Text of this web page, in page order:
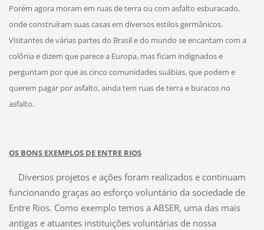
Porém agora moram em ruas de terra ou com asfalto esburacado,
onde construíram suas casas em diversos estilos germânicos.
Visitantes de várias partes do Brasil e do mundo se encantam com a
colônia e dizem que parece a Europa, mas ficam indignados e
perguntam por que as cinco comunidades suábias, que podem e
querem pagar por asfalto, ainda tem ruas de terra e buracos no
asfalto.
OS BONS EXEMPLOS DE ENTRE RIOS
Diversos projetos e ações foram realizados e continuam
funcionando graças ao esforço voluntário da sociedade de
Entre Rios. Como exemplo temos a ABSER, uma das mais
antigas e atuantes instituições voluntárias de nossa